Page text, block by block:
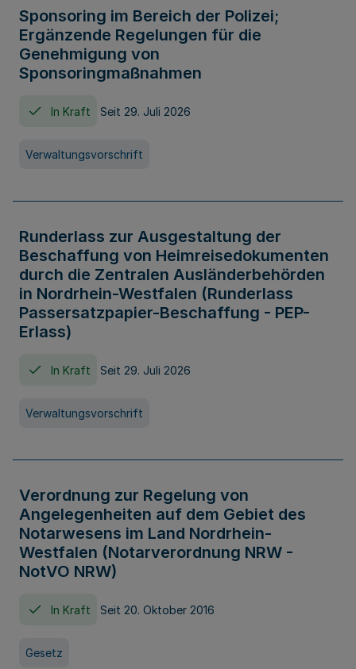
Sponsoring im Bereich der Polizei;
Ergänzende Regelungen für die
Genehmigung von
Sponsoringmaßnahmen
In Kraft Seit 29. Juli 2026
Verwaltungsvorschrift
Runderlass zur Ausgestaltung der
Beschaffung von Heimreisedokumenten
durch die Zentralen Ausländerbehörden
in Nordrhein-Westfalen (Runderlass
Passersatzpapier-Beschaffung - PEP-
Erlass)
In Kraft Seit 29. Juli 2026
Verwaltungsvorschrift
Verordnung zur Regelung von
Angelegenheiten auf dem Gebiet des
Notarwesens im Land Nordrhein-
Westfalen (Notarverordnung NRW -
NotVO NRW)
In Kraft Seit 20. Oktober 2016
Gesetz